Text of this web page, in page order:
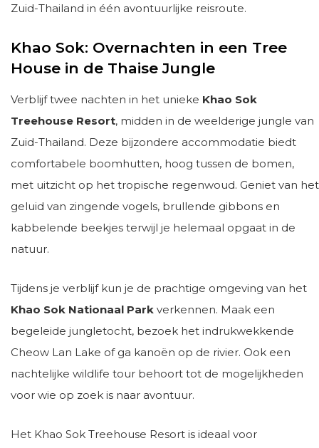
Zuid-Thailand in één avontuurlijke reisroute.
Khao Sok: Overnachten in een Tree
House in de Thaise Jungle
Verblijf twee nachten in het unieke Khao Sok
Treehouse Resort, midden in de weelderige jungle van
Zuid-Thailand. Deze bijzondere accommodatie biedt
comfortabele boomhutten, hoog tussen de bomen,
met uitzicht op het tropische regenwoud. Geniet van het
geluid van zingende vogels, brullende gibbons en
kabbelende beekjes terwijl je helemaal opgaat in de
natuur.
Tijdens je verblijf kun je de prachtige omgeving van het
Khao Sok Nationaal Park verkennen. Maak een
begeleide jungletocht, bezoek het indrukwekkende
Cheow Lan Lake of ga kanoën op de rivier. Ook een
nachtelijke wildlife tour behoort tot de mogelijkheden
voor wie op zoek is naar avontuur.
Het Khao Sok Treehouse Resort is ideaal voor